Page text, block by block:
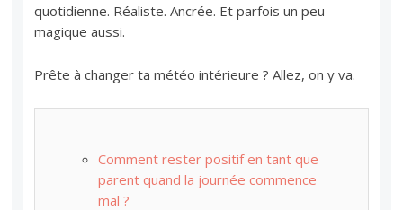
quotidienne. Réaliste. Ancrée. Et parfois un peu
magique aussi.
Prête à changer ta météo intérieure ? Allez, on y va.
Comment rester positif en tant que
parent quand la journée commence
mal ?